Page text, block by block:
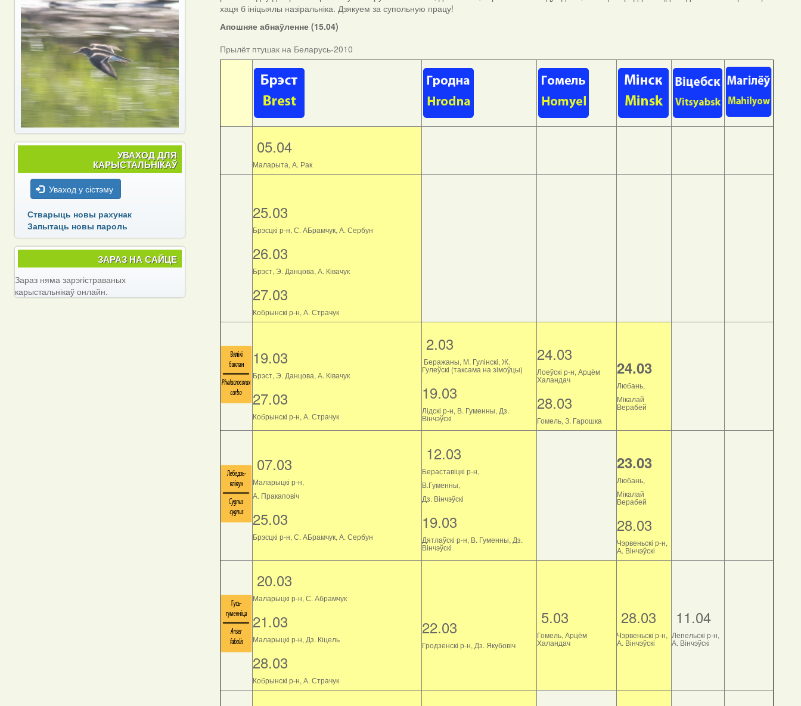
хаця б ініцыялы назіральніка. Дзякуем за супольную працу!
Апошняе абнаўленне (15.04)
Прылёт птушак на Беларусь-2010
05.04
Маларыта, А. Рак
25.03
Брэсцкі р-н, С. АБрамчук, А. Сербун
26.03
Брэст, Э. Данцова, А. Ківачук
27.03
Кобрынскі р-н, А. Страчук
19.03
Брэст, Э. Данцова, А. Ківачук
27.03
Кобрынскі р-н, А. Страчук
2.03
Беражаны, М. Гулінскі, Ж.
Гулеўскі (таксама на зімоўцы)
19.03
Лідскі р-н, В. Гуменны, Дз.
Вінчэўскі
24.03
Лоеўскі р-н, Арцём
Халандач
28.03
Гомель, З. Гарошка
24.03
Любань,
Мікалай
Верабей
07.03
Маларыцкі р-н,
А. Пракаповіч
25.03
Брэсцкі р-н, С. АБрамчук, А. Сербун
12.03
Бераставіцкі р-н,
В.Гуменны,
Дз. Вінчэўскі
19.03
Дятлаўскі р-н, В. Гуменны, Дз.
Вінчэўскі
23.03
Любань,
Мікалай
Верабей
28.03
Чэрвеньскі р-н,
А. Вінчэўскі
20.03
Маларыцкі р-н, С. Абрамчук
21.03
Маларыцкі р-н, Дз. Кіцель
28.03
Кобрынскі р-н, А. Страчук
22.03
Гродзенскі р-н, Дз. Якубовіч
5.03
Гомель, Арцём
Халандач
28.03
Чэрвеньскі р-н,
А. Вінчэўскі
11.04
Лепельскі р-н,
А. Вінчэўскі
УВАХОД ДЛЯ
КАРЫСТАЛЬНІКАЎ
Уваход у сістэму
Стварыць новы рахунак
Запытаць новы пароль
ЗАРАЗ НА САЙЦЕ
Зараз няма зарэгістраваных
карыстальнікаў онлайн.